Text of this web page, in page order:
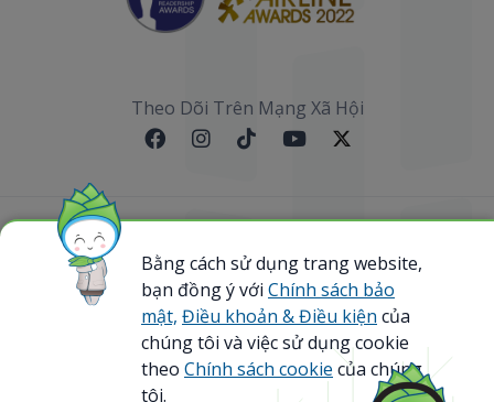
Theo Dõi Trên Mạng Xã Hội
Sơ đồ website
@ 2023 Bamboo Airways Copyright. All Rights
Reserved.
Business Registration Code: 0107867370
Bằng cách sử dụng trang website,
bạn đồng ý với Chính sách bảo
mật, Điều khoản & Điều kiện của
chúng tôi và việc sử dụng cookie
theo Chính sách cookie của chúng
tôi.